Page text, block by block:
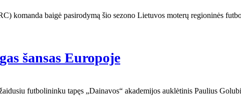
komanda baigė pasirodymą šio sezono Lietuvos moterų regioninės
šansas Europoje
futbolininku tapęs „Dainavos“ akademijos auklėtinis Paulius